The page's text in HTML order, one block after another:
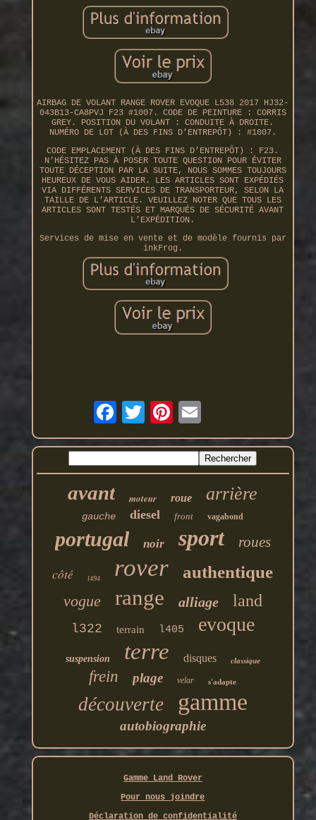
AIRBAG DE VOLANT RANGE ROVER EVOQUE L538 2017 HJ32-
043B13-CA8PVJ F23 #1007. CODE DE PEINTURE : CORRIS
GREY. POSITION DU VOLANT : CONDUITE À DROITE.
NUMÉRO DE LOT (À DES FINS D’ENTREPÔT) : #1007.
CODE EMPLACEMENT (À DES FINS D’ENTREPÔT) : F23.
N’HÉSITEZ PAS À POSER TOUTE QUESTION POUR ÉVITER
TOUTE DÉCEPTION PAR LA SUITE, NOUS SOMMES TOUJOURS
HEUREUX DE VOUS AIDER. LES ARTICLES SONT EXPÉDIÉS
VIA DIFFÉRENTS SERVICES DE TRANSPORTEUR, SELON LA
TAILLE DE L’ARTICLE. VEUILLEZ NOTER QUE TOUS LES
ARTICLES SONT TESTÉS ET MARQUÉS DE SÉCURITÉ AVANT
L’EXPÉDITION.
Services de mise en vente et de modèle fournis par
inkFrog.
avant moteur roue arrière
gauche diesel front vagabond
portugal noir sport roues
côté l494 rover authentique
vogue range alliage land
l322 terrain l405 evoque
suspension terre disques classique
frein plage velar s'adapte
découverte gamme
autobiographie
Gamme Land Rover
Pour nous joindre
Déclaration de confidentialité